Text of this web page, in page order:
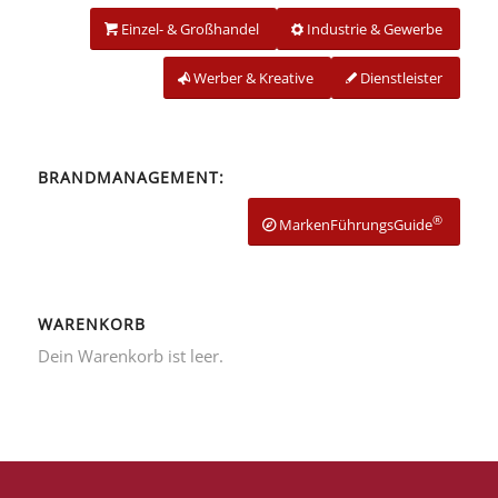
Industrie & Gewerbe
Einzel- & Großhandel
Dienstleister
Werber & Kreative
BRANDMANAGEMENT:
MarkenFührungsGuide®
WARENKORB
Dein Warenkorb ist leer.